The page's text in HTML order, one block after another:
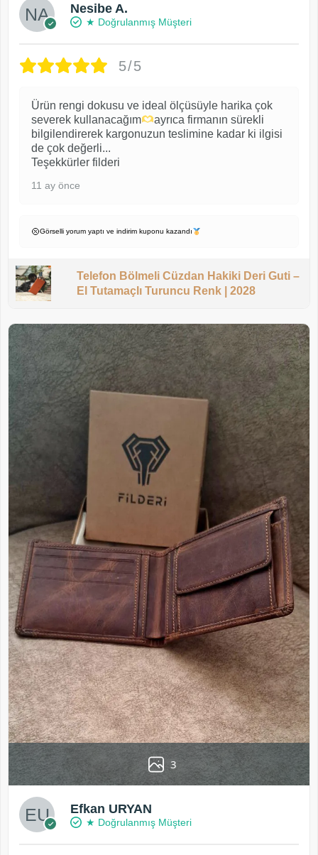
Nesibe A.
★ Doğrulanmış Müşteri
5/5
Ürün rengi dokusu ve ideal ölçüsüyle harika çok
severek kullanacağım
ayrıca firmanın sürekli
bilgilendirerek kargonuzun teslimine kadar ki ilgisi
de çok değerli...
Teşekkürler filderi
11 ay önce
Görselli yorum yaptı ve indirim kuponu kazandı
Telefon Bölmeli Cüzdan Hakiki Deri Guti –
El Tutamaçlı Turuncu Renk | 2028
3
Efkan URYAN
★ Doğrulanmış Müşteri